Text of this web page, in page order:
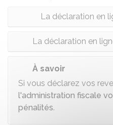
La déclaration en
La déclaration en
À savoir
Si vous déclarez vos
l'administration fiscale
pénalités.